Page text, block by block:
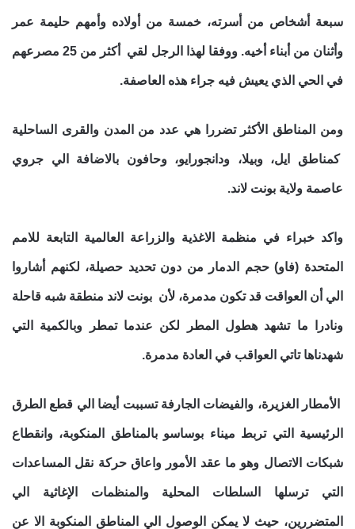
سبعة أشخاص من أسرته، خمسة من أولاده وأمهم حليمة عمر
وأثنان من أبناء أخيه. ووفقا لهذا الرجل لقي أكثر من 25 مصرعهم
في الحي الذي يعيش فيه جراء هذه العاصفة.
ومن المناطق الأكثر تضررا هي عدد من المدن والقرى الساحلية
كمناطق ايل، وبيلا، ودانجورايو، وحافون بالاضافة الي جروي
عاصمة ولاية بونت لاند.
واكد خبراء في منظمة الاغذية والزراعة العالمية التابعة للامم
المتحدة (فاو) حجم الدمار من دون تحديد حصيلة، لكنهم أشاروا
الي أن العواقت قد تكون مدمرة، لأن بونت لاند منطقة شبه قاحلة
ونادرا ما تشهد هطول المطر لكن عندما تمطر وبالكمية التي
شهدناها تاتي العواقب في العادة مدمرة.
الأمطار الغزيرة، والفيضات الجارفة تسببت أيضا الي قطع الطرق
الرئيسية التي تربط ميناء بوساسو بالمناطق المنكوبة، وانقطاع
شبكات الاتصال وهو ما عقد الأمور واعاق حركة نقل المساعدات
التي ترسلها السلطات المحلية والمنظمات الإغاثية الي
المتضررين، حيث لا يمكن الوصول الي المناطق المنكوبة الا عن